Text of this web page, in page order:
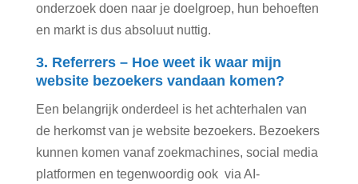
onderzoek doen naar je doelgroep, hun behoeften
en markt is dus absoluut nuttig.
3. Referrers – Hoe weet ik waar mijn
website bezoekers vandaan komen?
Een belangrijk onderdeel is het achterhalen van
de herkomst van je website bezoekers. Bezoekers
kunnen komen vanaf zoekmachines, social media
platformen en tegenwoordig ook via AI-